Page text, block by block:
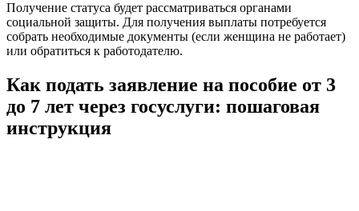
Получение статуса будет рассматриваться органами
социальной защиты. Для получения выплаты потребуется
собрать необходимые документы (если женщина не работает)
или обратиться к работодателю.
Как подать заявление на пособие от 3
до 7 лет через госуслуги: пошаговая
инструкция